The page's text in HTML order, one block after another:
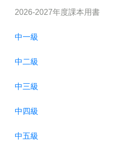
2026-2027年度課本用書
中一級
中二級
中三級
中四級
中五級